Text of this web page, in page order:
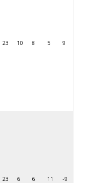
23 10 8 5 9
23 6 6 11 -9